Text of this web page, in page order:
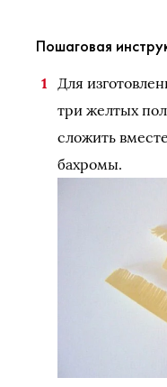
Пошаговая
Для
три желтых
сложить
бахромы.